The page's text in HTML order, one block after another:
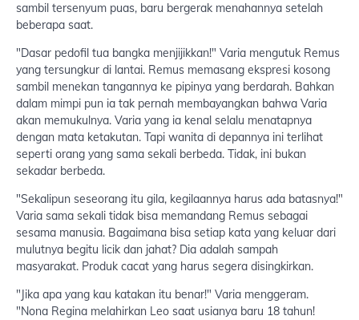
sambil tersenyum puas, baru bergerak menahannya setelah
beberapa saat.
"Dasar pedofil tua bangka menjijikkan!" Varia mengutuk Remus
yang tersungkur di lantai. Remus memasang ekspresi kosong
sambil menekan tangannya ke pipinya yang berdarah. Bahkan
dalam mimpi pun ia tak pernah membayangkan bahwa Varia
akan memukulnya. Varia yang ia kenal selalu menatapnya
dengan mata ketakutan. Tapi wanita di depannya ini terlihat
seperti orang yang sama sekali berbeda. Tidak, ini bukan
sekadar berbeda.
"Sekalipun seseorang itu gila, kegilaannya harus ada batasnya!"
Varia sama sekali tidak bisa memandang Remus sebagai
sesama manusia. Bagaimana bisa setiap kata yang keluar dari
mulutnya begitu licik dan jahat? Dia adalah sampah
masyarakat. Produk cacat yang harus segera disingkirkan.
"Jika apa yang kau katakan itu benar!" Varia menggeram.
"Nona Regina melahirkan Leo saat usianya baru 18 tahun!